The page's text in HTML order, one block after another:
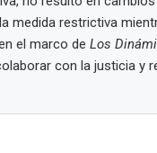
medida restrictiva
el marco de Los
con la justicia y